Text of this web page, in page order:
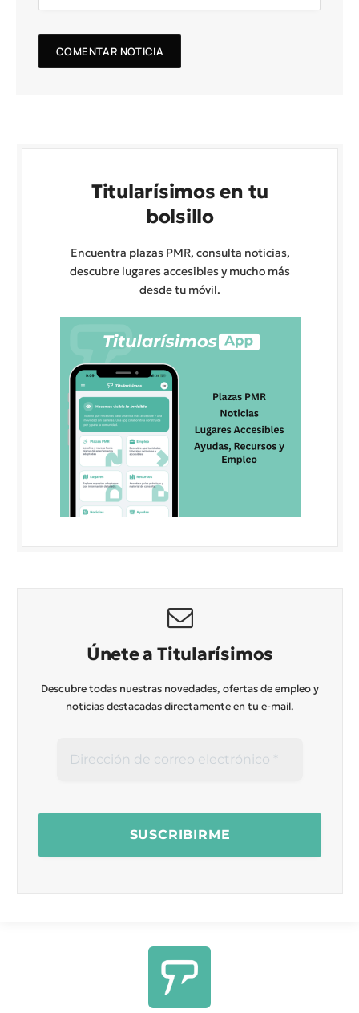
Titularísimos en tu
bolsillo
Encuentra plazas PMR, consulta noticias,
descubre lugares accesibles y mucho más
desde tu móvil.
Únete a Titularísimos
Descubre todas nuestras novedades, ofertas de empleo y
noticias destacadas directamente en tu e-mail.